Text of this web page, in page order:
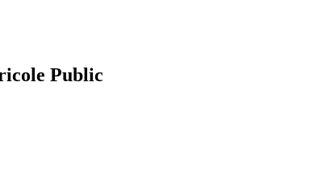
Public